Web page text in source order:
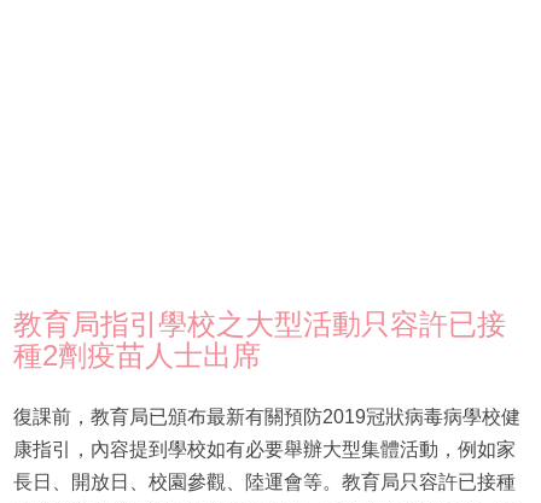
教育局指引學校之大型活動只容許已接
種2劑疫苗人士出席
復課前，教育局已頒布最新有關預防2019冠狀病毒病學校健
康指引，內容提到學校如有必要舉辦大型集體活動，例如家
長日、開放日、校園參觀、陸運會等。教育局只容許已接種